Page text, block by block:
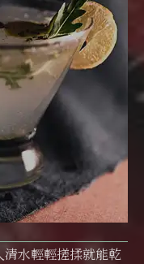
水輕輕搓揉就能乾